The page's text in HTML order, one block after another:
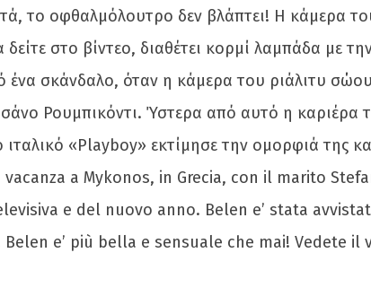
το οφθαλμόλουτρο δεν βλάπτει! Η κάμερα
στο βίντεο, διαθέτει κορμί λαμπάδα με
ένα σκάνδαλο, όταν η κάμερα του ριάλιτυ
Ρουμπικόντι. Ύστερα από αυτό η καριέρα
«Playboy» εκτίμησε την ομορφιά της
a Mykonos, in Grecia, con il marito
e del nuovo anno. Belen e’ stata
e’ più bella e sensuale che mai! Vedete il